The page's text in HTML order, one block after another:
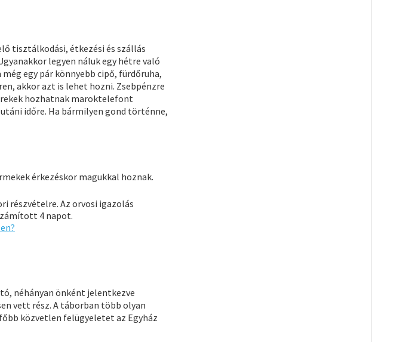
tisztálkodási, étkezési és szállás
legyen náluk egy hétre való
egy pár könnyebb cipő, fürdőruha,
akkor azt is lehet hozni. Zsebpénzre
hozhatnak maroktelefont
időre. Ha bármilyen gond történne,
érkezéskor magukkal hoznak.
részvételre. Az orvosi igazolás
4 napot.
néhányan önként jelentkezve
vett rész. A táborban több olyan
közvetlen felügyeletet az Egyház